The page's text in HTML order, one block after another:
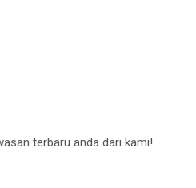
terbaru anda dari kami!